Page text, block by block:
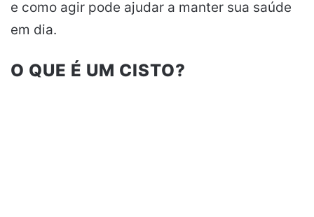
e como agir pode ajudar a manter sua saúde
em dia.
O QUE É UM CISTO?